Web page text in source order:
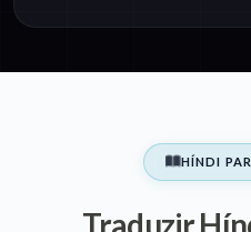
HÍNDI
Traduzir